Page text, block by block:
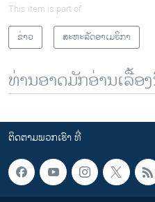
This item is part of
ຂ່າວ
ສະຫະລັດອາເມຣິກາ
ທ່ານອາດມັກອ່ານເລື້ອ
ຕິດຕາມພວກເຮົາ ທີ່